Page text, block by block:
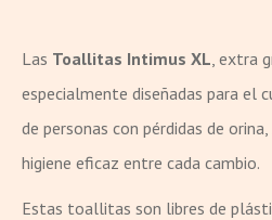
Las Toallitas Intimus XL , extra
especialmente diseñadas para el
de personas con pérdidas de
higiene eficaz entre cada cambio.
Estas toallitas son libres de